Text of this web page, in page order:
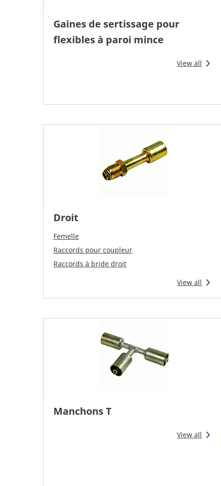
Gaines de sertissage pour
flexibles à paroi mince
View all
Droit
Femelle
Raccords pour coupleur
Raccords à bride droit
View all
Manchons T
View all